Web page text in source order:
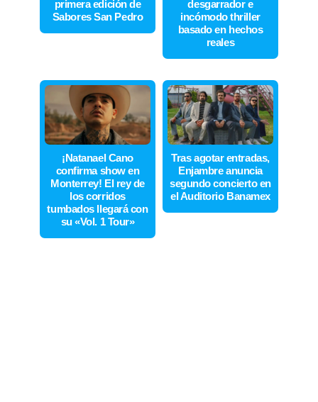
primera edición de
Sabores San Pedro
desgarrador e
incómodo thriller
basado en hechos
reales
¡Natanael Cano
confirma show en
Monterrey! El rey de
los corridos
tumbados llegará con
su «Vol. 1 Tour»
Tras agotar entradas,
Enjambre anuncia
segundo concierto en
el Auditorio Banamex